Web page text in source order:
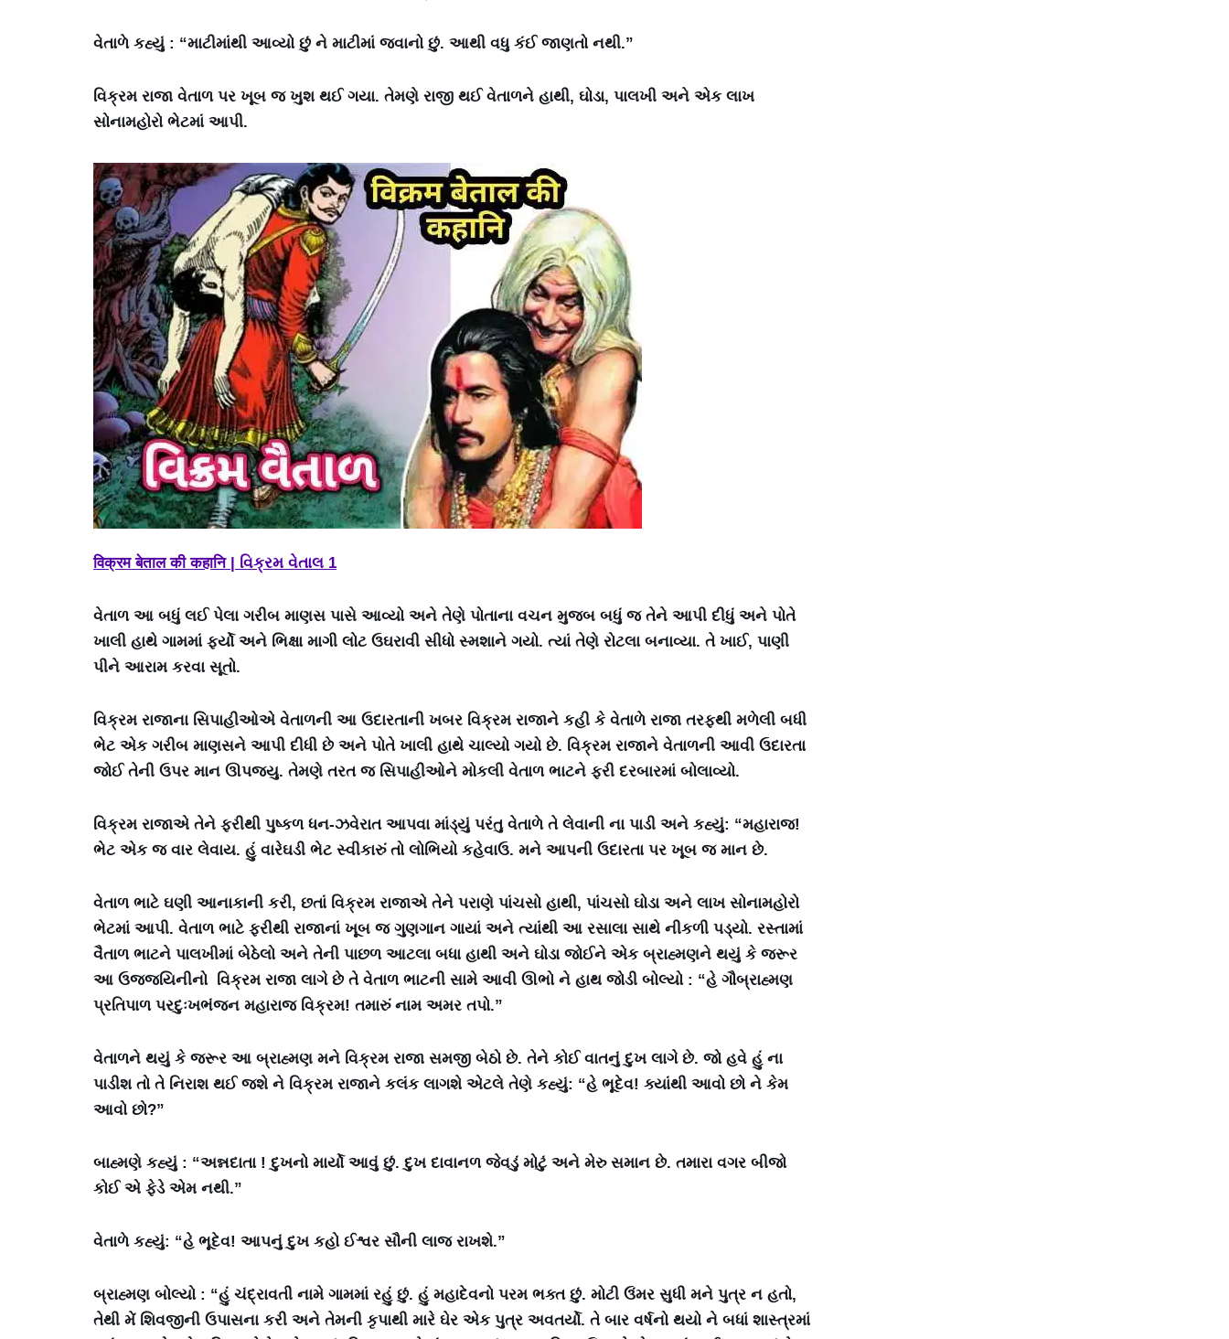
વેતાળે કહ્યું : “માટીમાંથી આવ્યો છું ને માટીમાં જવાનો છું. આથી વધુ કંઈ જાણતો નથી.”
વિક્રમ રાજા વેતાળ પર ખૂબ જ ખુશ થઈ ગયા. તેમણે રાજી થઈ વેતાળને હાથી, ઘોડા, પાલખી અને એક લાખ
સોનામહોરો ભેટમાં આપી.
विक्रम बेताल की कहानि | વિક્રમ વેતાલ 1
વેતાળ આ બધું લઈ પેલા ગરીબ માણસ પાસે આવ્યો અને તેણે પોતાના વચન મુજબ બધું જ તેને આપી દીધું અને પોતે
ખાલી હાથે ગામમાં ફર્યો અને ભિક્ષા માગી લોટ ઉઘરાવી સીધો સ્મશાને ગયો. ત્યાં તેણે રોટલા બનાવ્યા. તે ખાઈ, પાણી
પીને આરામ કરવા સૂતો.
વિક્રમ રાજાના સિપાહીઓએ વેતાળની આ ઉદારતાની ખબર વિક્રમ રાજાને કહી કે વેતાળે રાજા તરફથી મળેલી બધી
ભેટ એક ગરીબ માણસને આપી દીધી છે અને પોતે ખાલી હાથે ચાલ્યો ગયો છે. વિક્રમ રાજાને વેતાળની આવી ઉદારતા
જોઈ તેની ઉપર માન ઊપજ્યુ. તેમણે તરત જ સિપાહીઓને મોકલી વેતાળ ભાટને ફરી દરબારમાં બોલાવ્યો.
વિક્રમ રાજાએ તેને ફરીથી પુષ્કળ ધન-ઝવેરાત આપવા માંડ્યું પરંતુ વેતાળે તે લેવાની ના પાડી અને કહ્યું: “મહારાજ!
ભેટ એક જ વાર લેવાય. હું વારેઘડી ભેટ સ્વીકારું તો લોભિયો કહેવાઉ. મને આપની ઉદારતા પર ખૂબ જ માન છે.
વેતાળ ભાટે ઘણી આનાકાની કરી, છતાં વિક્રમ રાજાએ તેને પરાણે પાંચસો હાથી, પાંચસો ઘોડા અને લાખ સોનામહોરો
ભેટમાં આપી. વેતાળ ભાટે ફરીથી રાજાનાં ખૂબ જ ગુણગાન ગાયાં અને ત્યાંથી આ રસાલા સાથે નીકળી પડ્યો. રસ્તામાં
વૈતાળ ભાટને પાલખીમાં બેઠેલો અને તેની પાછળ આટલા બધા હાથી અને ઘોડા જોઈને એક બ્રાહ્મણને થયું કે જરૂર
આ ઉજજયિનીનો વિક્રમ રાજા લાગે છે તે વેતાળ ભાટની સામે આવી ઊભો ને હાથ જોડી બોલ્યો : “હે ગૌબ્રાહ્મણ
પ્રતિપાળ પરદુઃખભંજન મહારાજ વિક્રમ! તમારું નામ અમર તપો.”
વેતાળને થયું કે જરૂર આ બ્રાહ્મણ મને વિક્રમ રાજા સમજી બેઠો છે. તેને કોઈ વાતનું દુખ લાગે છે. જો હવે હું ના
પાડીશ તો તે નિરાશ થઈ જશે ને વિક્રમ રાજાને કલંક લાગશે એટલે તેણે કહ્યું: “હે ભૂદેવ! ક્યાંથી આવો છો ને કેમ
આવો છો?”
બાહ્મણે કહ્યું : “અન્નદાતા ! દુખનો માર્યો આવું છું. દુખ દાવાનળ જેવડું મોટું અને મેરુ સમાન છે. તમારા વગર બીજો
કોઈ એ ફેડે એમ નથી.”
વેતાળે કહ્યું: “હે ભૂદેવ! આપનું દુખ કહો ઈશ્વર સૌની લાજ રાખશે.”
બ્રાહ્મણ બોલ્યો : “હું ચંદ્રાવતી નામે ગામમાં રહું છું. હું મહાદેવનો પરમ ભક્ત છું. મોટી ઉંમર સુધી મને પુત્ર ન હતો,
તેથી મેં શિવજીની ઉપાસના કરી અને તેમની કૃપાથી મારે ઘેર એક પુત્ર અવતર્યો. તે બાર વર્ષનો થયો ને બધાં શાસ્ત્રમાં